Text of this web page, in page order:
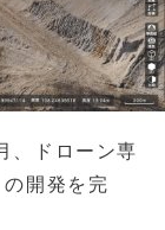
、ドローン専
開発を完